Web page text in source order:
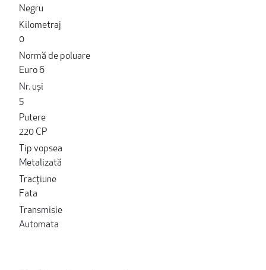
Negru
Kilometraj
0
Normă de poluare
Euro 6
Nr. uși
5
Putere
220 CP
Tip vopsea
Metalizată
Tracțiune
Fata
Transmisie
Automata